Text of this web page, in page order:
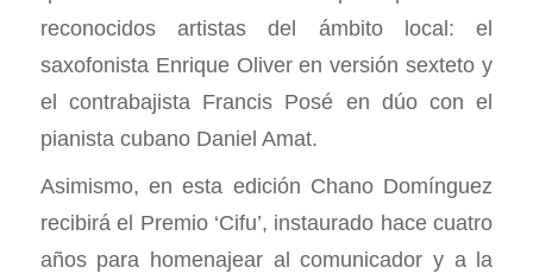
reconocidos artistas del ámbito local: el
saxofonista Enrique Oliver en versión sexteto y
el contrabajista Francis Posé en dúo con el
pianista cubano Daniel Amat.
Asimismo, en esta edición Chano Domínguez
recibirá el Premio ‘Cifu’, instaurado hace cuatro
años para homenajear al comunicador y a la